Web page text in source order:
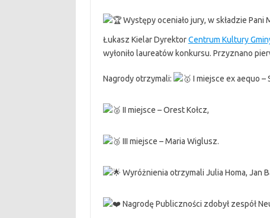
Występy oceniało jury, w składzie Pani
Łukasz Kielar DyrektorCentrum Kultury
wyłoniło laureatów konkursu. Przyznano
Nagrody otrzymali: I miejsce ex aequo –
II miejsce – Orest Kołcz,
III miejsce – Maria Wiglusz.
Wyróżnienia otrzymali Julia Homa, Jan
Nagrodę Publiczności zdobył zespół